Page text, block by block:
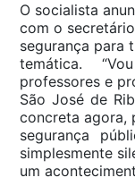
O socialista
com o
segurança para
temática.
professores e
São José de
concreta agora,
segurança
simplesmente
um